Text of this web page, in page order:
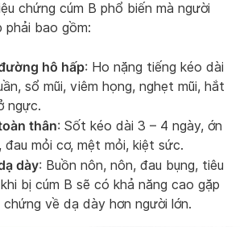
chứng cúm B phổ biến mà người
phải bao gồm:
hô hấp: Ho nặng tiếng kéo dài
sổ mũi, viêm họng, nghẹt mũi, hắt
ngực.
thân: Sốt kéo dài 3 – 4 ngày, ớn
đau mỏi cơ, mệt mỏi, kiệt sức.
dày: Buồn nôn, nôn, đau bụng, tiêu
bị cúm B sẽ có khả năng cao gặp
về dạ dày hơn người lớn.